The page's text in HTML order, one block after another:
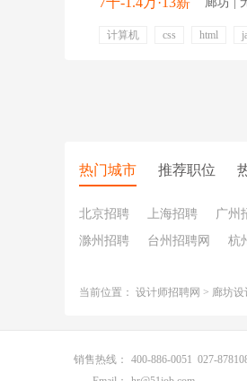
计算机 css html
热门城市 推荐职位
北京招聘 上海招聘 广州
滁州招聘
台州招聘网 杭
当前位置： 设计师招聘网 > 廊坊
销售热线：
400-886-0051 027-